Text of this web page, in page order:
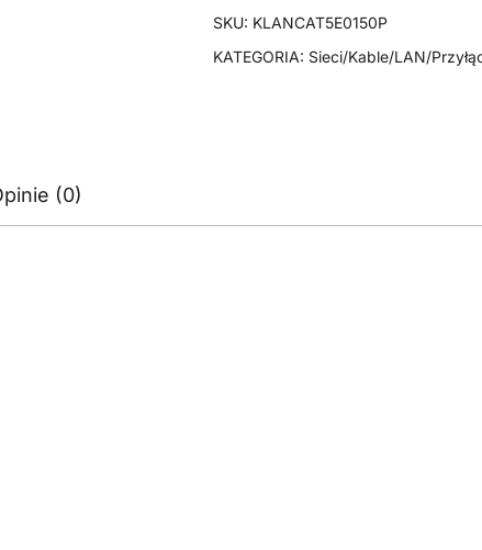
CAT
1,5m
SKU: KLANCAT5E0150P
KATEGORIA: Sieci/Kable/LAN/
(0)